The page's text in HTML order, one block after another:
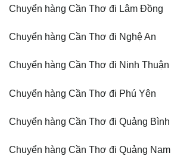
Chuyển hàng Cần Thơ đi Lâm Đồng
Chuyển hàng Cần Thơ đi Nghệ An
Chuyển hàng Cần Thơ đi Ninh Thuận
Chuyển hàng Cần Thơ đi Phú Yên
Chuyển hàng Cần Thơ đi Quảng Bình
Chuyển hàng Cần Thơ đi Quảng Nam